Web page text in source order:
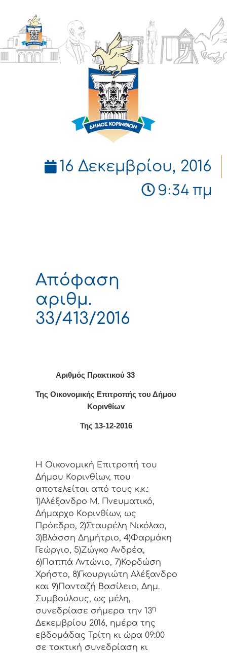
ΔΗΜΟΣ
ΚΟΡΙΝΘΙΩΝ
16 Δεκεμβρίου, 2016
9:34 πμ
Απόφαση
αριθμ.
33/413/2016
Αριθμός Πρακτικού 33
Της Οικονομικής Επιτρoπής τoυ Δήμoυ
Κoριvθίωv
Της 13-12-2016
Η Οικονομική Επιτρoπή τoυ
Δήμoυ Κoριvθίωv, πoυ
απoτελείται από τoυς κ.κ.:
1)Αλέξανδρο Μ. Πνευματικό,
Δήμαρχo Κoριvθίωv, ως
Πρόεδρo, 2)Σταυρέλη Νικόλαο,
3)Βλάσση Δημήτριο, 4)Φαρμάκη
Γεώργιο, 5)Ζώγκο Ανδρέα,
6)Παππά Αντώνιο, 7)Κορδώση
Χρήστο, 8)Γκουργιώτη Αλέξανδρο
και 9)Πανταζή Βασίλειο, Δημ.
Συμβoύλoυς, ως μέλη,
συvεδρίασε σήμερα τηv 13η
Δεκεμβρίου 2016, ημέρα της
εβδoμάδας Τρίτη κι ώρα 09:00
σε τακτική συvεδρίαση κι